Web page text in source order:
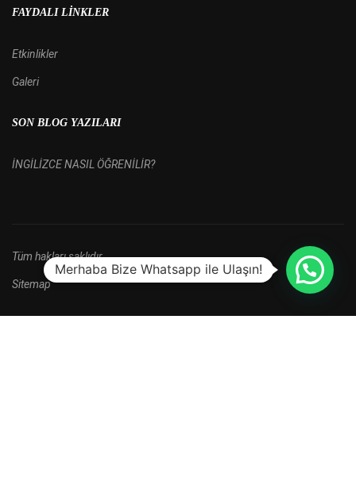
FAYDALI LINKLER
Etkinlikler
Galeri
SON BLOG YAZILARI
İNGİLİZCE NASIL ÖĞRENİLİR?
Tüm hakları saklıdır.
Sitemap
Merhaba Bize Whatsapp ile Ulaşın!